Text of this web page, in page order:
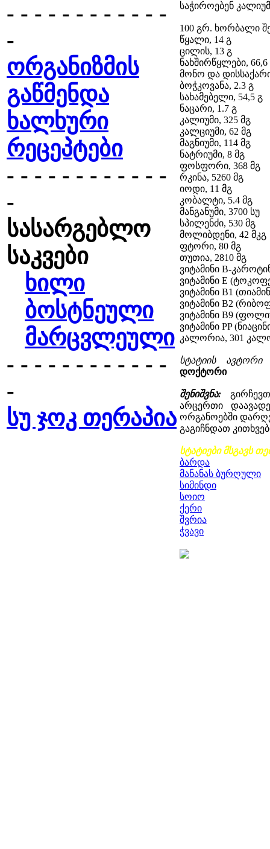
- - - - - - - - - - - -
-
ორგანიზმის
გაწმენდა
ხალხური
რეცეპტები
- - - - - - - - - - - -
-
სასარგებლო
საკვები
ხილი
ბოსტნეული
მარცვლეული
- - - - - - - - - - - -
-
სუ ჯოკ თერაპია
საჭიროებენ
100 გრ. ხორბალი
წყალი, 14 გ
ცილის, 13 გ
ნახშირწყლები, 66,6
მონო და
ბოჭკოვანა, 2.3 გ
სახამებელი, 54,5 გ
ნაცარი, 1.7 გ
კალიუმი, 325 მგ
კალციუმი, 62 მგ
მაგნიუმი, 114 მგ
ნატრიუმი, 8 მგ
ფოსფორი, 368 მგ
რკინა, 5260 მგ
იოდი, 11 მგ
კობალტი, 5.4 მგ
მანგანუმი, 3700 სუ
სპილენძი, 530 მგ
მოლიბდენი, 42 მკგ
ფტორი, 80 მგ
თუთია, 2810 მგ
ვიტამინი B-
ვიტამინი E
ვიტამინი B1
ვიტამინი B2
ვიტამინი B9
ვიტამინი PP
კალორია, 301
სტატიის
დოქტორი
შენიშვნა:
არცერთი
ორგანოებში
გაგიჩნდათ
სტატიები მსგავს
ბარდა
მანანას ბურღული
სიმინდი
სოიო
ქერი
შვრია
ჭვავი